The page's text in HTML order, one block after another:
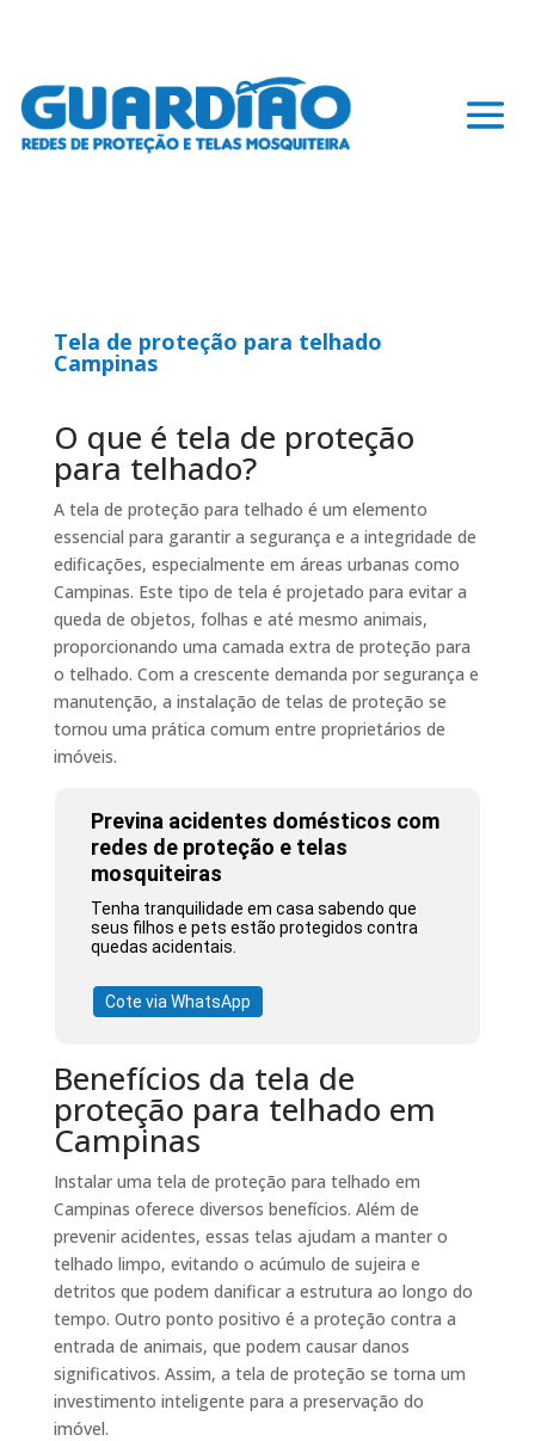
Tela de proteção para telhado
Campinas
O que é tela de proteção
para telhado?
A tela de proteção para telhado é um elemento
essencial para garantir a segurança e a integridade de
edificações, especialmente em áreas urbanas como
Campinas. Este tipo de tela é projetado para evitar a
queda de objetos, folhas e até mesmo animais,
proporcionando uma camada extra de proteção para
o telhado. Com a crescente demanda por segurança e
manutenção, a instalação de telas de proteção se
tornou uma prática comum entre proprietários de
imóveis.
Previna acidentes domésticos com
redes de proteção e telas
mosquiteiras
Tenha tranquilidade em casa sabendo que
seus filhos e pets estão protegidos contra
quedas acidentais.
Cote via WhatsApp
Benefícios da tela de
proteção para telhado em
Campinas
Instalar uma tela de proteção para telhado em
Campinas oferece diversos benefícios. Além de
prevenir acidentes, essas telas ajudam a manter o
telhado limpo, evitando o acúmulo de sujeira e
detritos que podem danificar a estrutura ao longo do
tempo. Outro ponto positivo é a proteção contra a
entrada de animais, que podem causar danos
significativos. Assim, a tela de proteção se torna um
investimento inteligente para a preservação do
imóvel.